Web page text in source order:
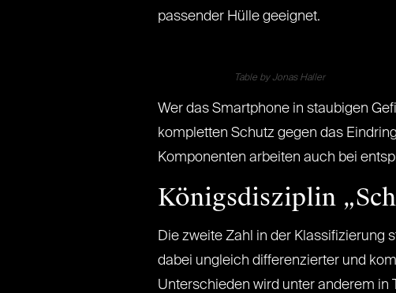
passender Hülle geeignet.
Table by Jonas Haller
Wer das Smartphone in staubigen
kompletten Schutz gegen das
Komponenten arbeiten auch bei
Königsdisziplin
Die zweite Zahl in der Klassifizierung
dabei ungleich differenzierter und
Unterschieden wird unter anderem in